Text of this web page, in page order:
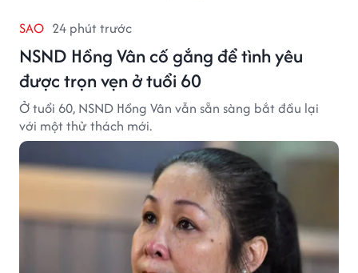
SAO 24 phút trước
NSND Hồng Vân cố gắng để tình yêu
được trọn vẹn ở tuổi 60
Ở tuổi 60, NSND Hồng Vân vẫn sẵn sàng bắt đầu lại
với một thử thách mới.